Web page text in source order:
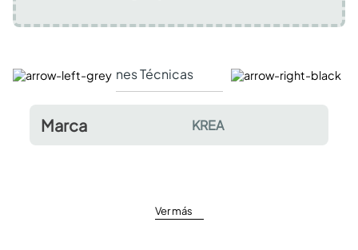
Especificaciones Técnicas Comentarios y
Marca KREA
Ver más